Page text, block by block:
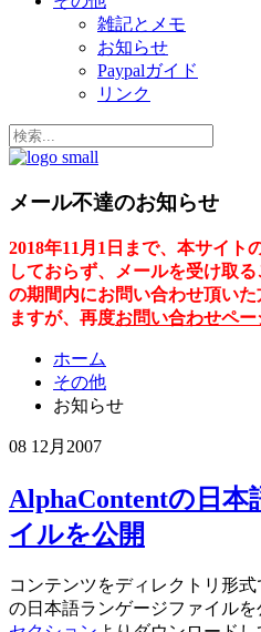
雑記とメモ
お知らせ
Paypalガイド
リンク
メール不達のお知らせ
2018年11月1日まで、本サイト
しておらず、メールを受け取
の期間内にお問い合わせ頂い
ますが、再度お問い合わせペー
ホーム
その他
お知らせ
08 12月 2007
AlphaContentの日
イルを公開
コンテンツをディレクトリ形式
の日本語ランゲージファイルを